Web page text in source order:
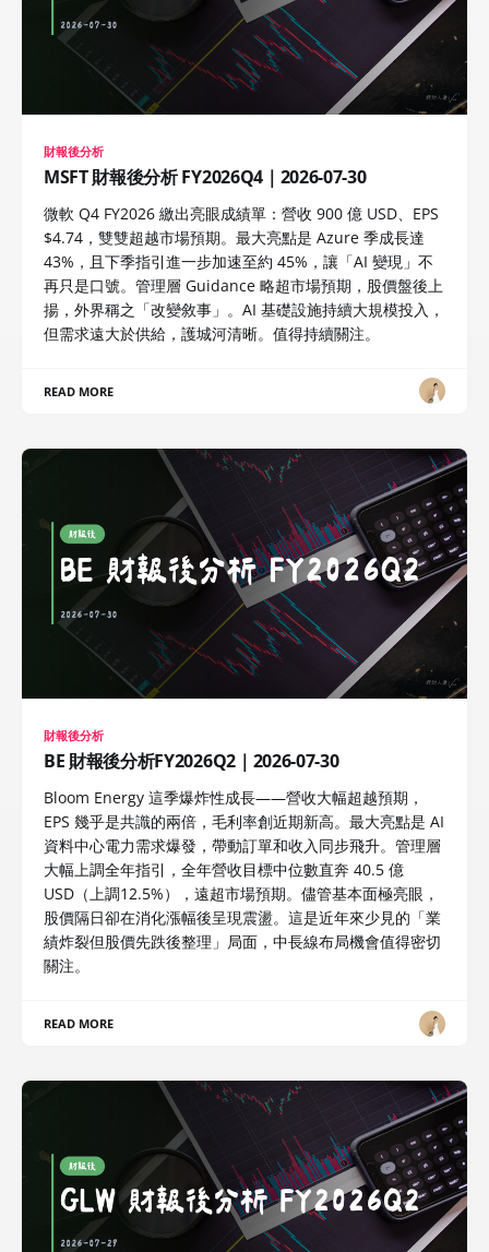
財報後分析
MSFT 財報後分析 FY2026Q4｜2026-07-30
微軟 Q4 FY2026 繳出亮眼成績單：營收 900 億 USD、EPS
$4.74，雙雙超越市場預期。最大亮點是 Azure 季成長達
43%，且下季指引進一步加速至約 45%，讓「AI 變現」不
再只是口號。管理層 Guidance 略超市場預期，股價盤後上
揚，外界稱之「改變敘事」。AI 基礎設施持續大規模投入，
但需求遠大於供給，護城河清晰。值得持續關注。
READ MORE
財報後分析
BE 財報後分析FY2026Q2｜2026-07-30
Bloom Energy 這季爆炸性成長——營收大幅超越預期，
EPS 幾乎是共識的兩倍，毛利率創近期新高。最大亮點是 AI
資料中心電力需求爆發，帶動訂單和收入同步飛升。管理層
大幅上調全年指引，全年營收目標中位數直奔 40.5 億
USD（上調12.5%），遠超市場預期。儘管基本面極亮眼，
股價隔日卻在消化漲幅後呈現震盪。這是近年來少見的「業
績炸裂但股價先跌後整理」局面，中長線布局機會值得密切
關注。
READ MORE